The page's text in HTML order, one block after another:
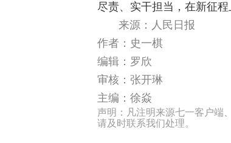
尽责、实干担当，在新征程
来源：人民日报
作者：史一棋
编辑：罗欣
审核：张开琳
主编：徐焱
声明：凡注明来源七一客户端
请及时联系我们处理。